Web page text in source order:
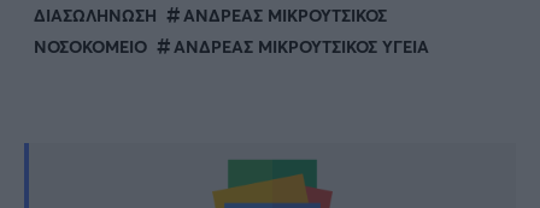
ΔΙΑΣΩΛΗΝΩΣΗ
ΑΝΔΡΕΑΣ ΜΙΚΡΟΥΤΣΙΚΟΣ
ΝΟΣΟΚΟΜΕΙΟ
ΑΝΔΡΕΑΣ ΜΙΚΡΟΥΤΣΙΚΟΣ ΥΓΕΙΑ